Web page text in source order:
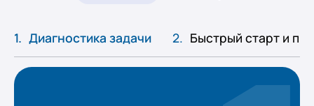
Диагностика задачи Быстрый старт и